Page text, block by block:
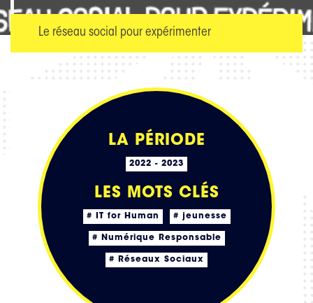
Le réseau social pour expérimenter
LA PÉRIODE
2022 - 2023
LES MOTS CLÉS
# IT for Human # jeunesse
# Numérique Responsable
# Réseaux Sociaux